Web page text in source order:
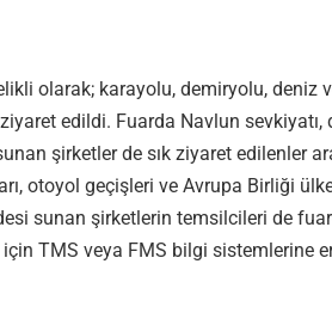
olarak; karayolu, demiryolu, deniz
edildi. Fuarda Navlun sevkiyatı,
şirketler de sık ziyaret edilenler
otoyol geçişleri ve Avrupa Birliği
sunan şirketlerin temsilcileri de
TMS veya FMS bilgi sistemlerine